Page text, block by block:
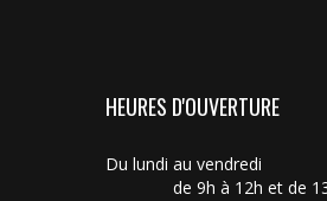
HEURES D'OUVERTURE
Du lundi au vendredi
de 9h à 12h et de